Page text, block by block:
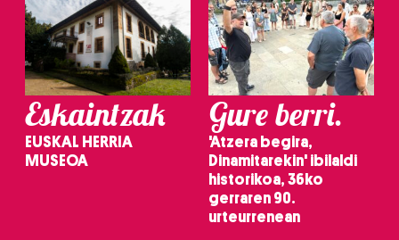
Eskaintzak
EUSKAL HERRIA
MUSEOA
Gure berri.
'Atzera begira,
Dinamitarekin' ibilaldi
historikoa, 36ko
gerraren 90.
urteurrenean